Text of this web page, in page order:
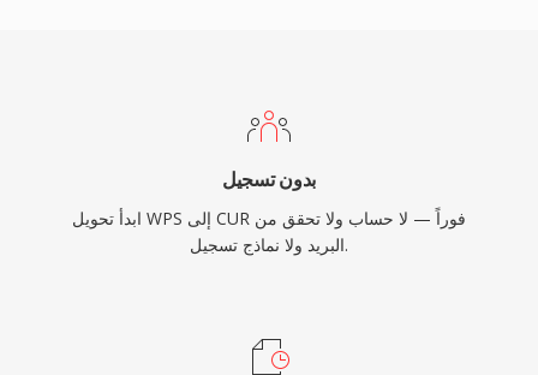
بدون تسجيل
ابدأ تحويل WPS إلى CUR فوراً — لا حساب ولا تحقق من
البريد ولا نماذج تسجيل.